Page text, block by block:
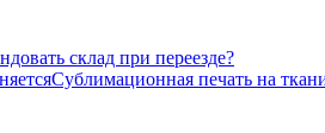
склад при переезде?
Сублимационная печать на